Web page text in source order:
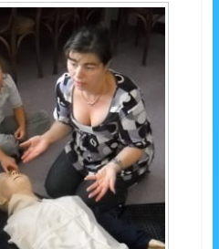
c
C
L
é
A
!